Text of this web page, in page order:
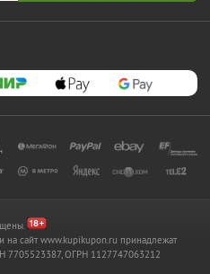
на сайт www.kupikupon.ru принадлежат
7705523387, ОГРН 1127747063212